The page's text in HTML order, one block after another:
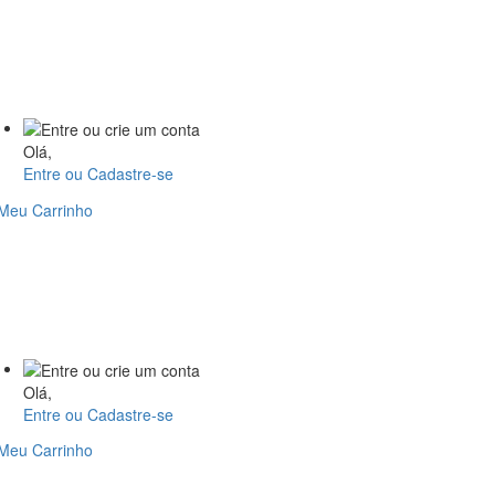
Olá,
Entre ou Cadastre-se
Olá,
Entre ou Cadastre-se